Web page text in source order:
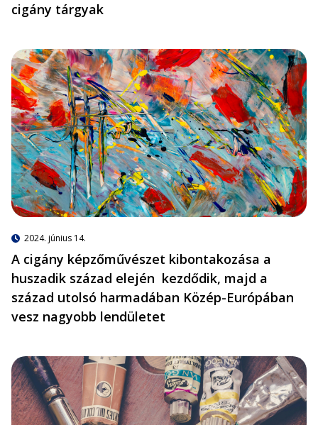
cigány tárgyak
2024. június 14.
A cigány képzőművészet kibontakozása a
huszadik század elején kezdődik, majd a
század utolsó harmadában Közép-Európában
vesz nagyobb lendületet